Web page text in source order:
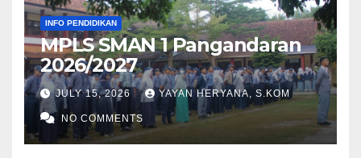
INFO PENDIDIKAN
MPLS SMAN 1 Pangandaran
2026/2027
JULY 15, 2026 YAYAN HERYANA, S.KOM
NO COMMENTS